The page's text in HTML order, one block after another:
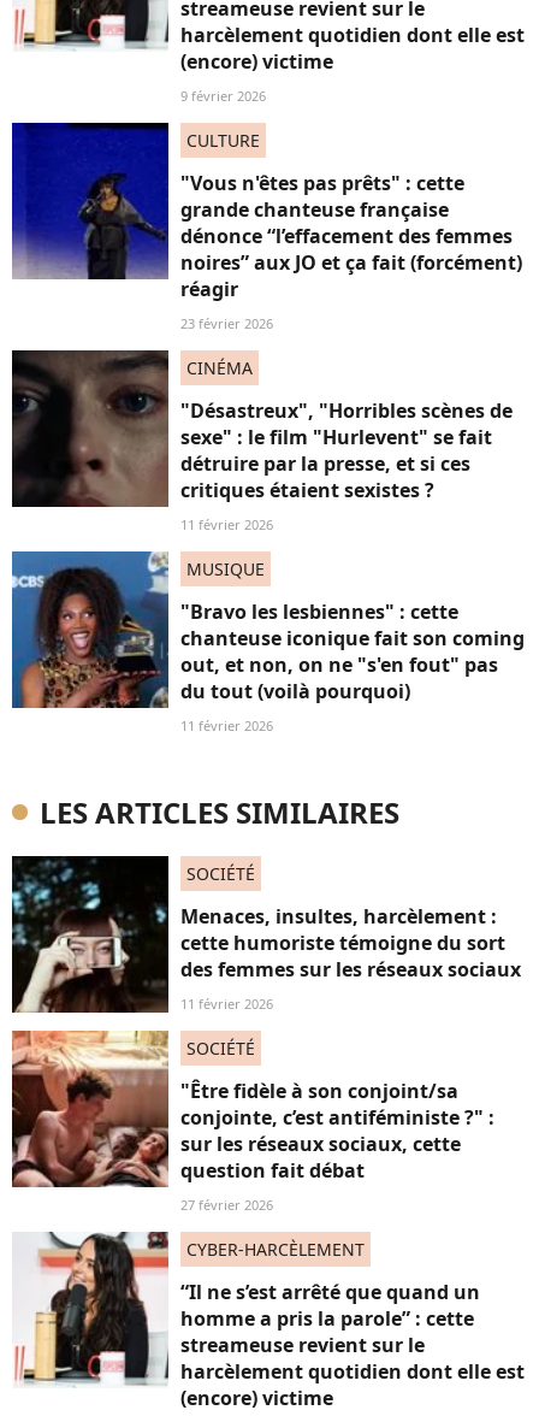
streameuse revient sur le
harcèlement quotidien dont elle est
(encore) victime
9 février 2026
CULTURE
"Vous n'êtes pas prêts" : cette
grande chanteuse française
dénonce “l’effacement des femmes
noires” aux JO et ça fait (forcément)
réagir
23 février 2026
CINÉMA
"Désastreux", "Horribles scènes de
sexe" : le film "Hurlevent" se fait
détruire par la presse, et si ces
critiques étaient sexistes ?
11 février 2026
MUSIQUE
"Bravo les lesbiennes" : cette
chanteuse iconique fait son coming
out, et non, on ne "s'en fout" pas
du tout (voilà pourquoi)
11 février 2026
LES ARTICLES SIMILAIRES
SOCIÉTÉ
Menaces, insultes, harcèlement :
cette humoriste témoigne du sort
des femmes sur les réseaux sociaux
11 février 2026
SOCIÉTÉ
"Être fidèle à son conjoint/sa
conjointe, c’est antiféministe ?" :
sur les réseaux sociaux, cette
question fait débat
27 février 2026
CYBER-HARCÈLEMENT
“Il ne s’est arrêté que quand un
homme a pris la parole” : cette
streameuse revient sur le
harcèlement quotidien dont elle est
(encore) victime